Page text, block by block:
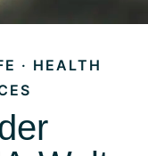
· HEALTH